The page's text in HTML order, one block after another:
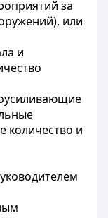
за
или
и
количество и